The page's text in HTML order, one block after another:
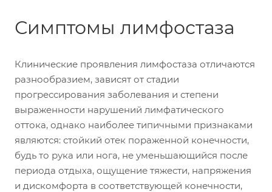
Симптомы лимфостаза
Клинические проявления лимфостаза отличаются
разнообразием, зависят от стадии
прогрессирования заболевания и степени
выраженности нарушений лимфатического
оттока, однако наиболее типичными признаками
являются: стойкий отек пораженной конечности,
будь то рука или нога, не уменьшающийся после
периода отдыха, ощущение тяжести, напряжения
и дискомфорта в соответствующей конечности,